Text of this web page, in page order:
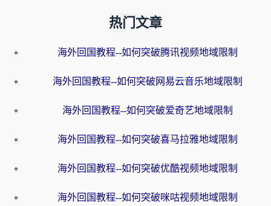
热门文章
海外回国教程--如何突破腾讯视频地域限制
海外回国教程--如何突破网易云音乐地域限制
海外回国教程--如何突破爱奇艺地域限制
海外回国教程--如何突破喜马拉雅地域限制
海外回国教程--如何突破优酷视频地域限制
海外回国教程--如何突破咪咕视频地域限制